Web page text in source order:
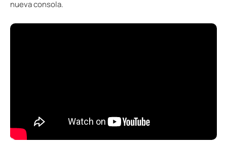
nueva consola.